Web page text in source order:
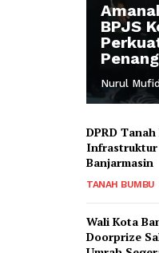
BPJS
Nurul
DPRD
Infrastruktur
Banjarmasin
TANAH BUMBU
Wali Kota
Doorprize